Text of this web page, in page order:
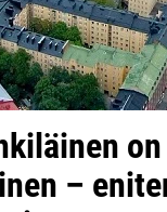
on
–